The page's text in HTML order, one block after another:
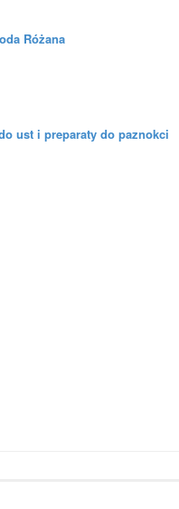
Różana
ust i preparaty do paznokci